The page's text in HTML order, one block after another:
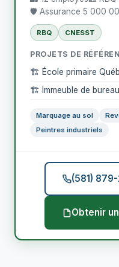
🛡️ Assurance 5 000
RBQ CNESST
PROJETS DE
🏗️ École primaire
🏗️ Immeuble de
Marquage au sol
Peintres industriels
(581)
Obtenir